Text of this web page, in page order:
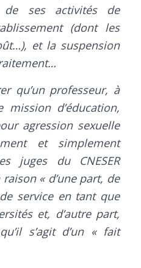
de ses activités de
(dont les
et la suspension
qu’un professeur, à
mission d’éducation,
agression sexuelle
et simplement
juges du CNESER
« d’une part, de
service en tant que
et, d’autre part,
s’agit d’un « fait